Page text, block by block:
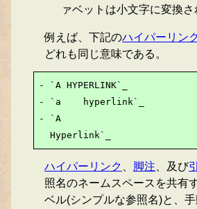
ァベットは小文字に変換さ
例えば、下記のハイパーリン
どれも同じ意味である。
- `A HYPERLINK`_
- `a    hyperlink`_
- `A
  Hyperlink`_
ハイパーリンク 脚注 、及び
照名のネームスペースを共有
ベル(シンプルな参照名)と、